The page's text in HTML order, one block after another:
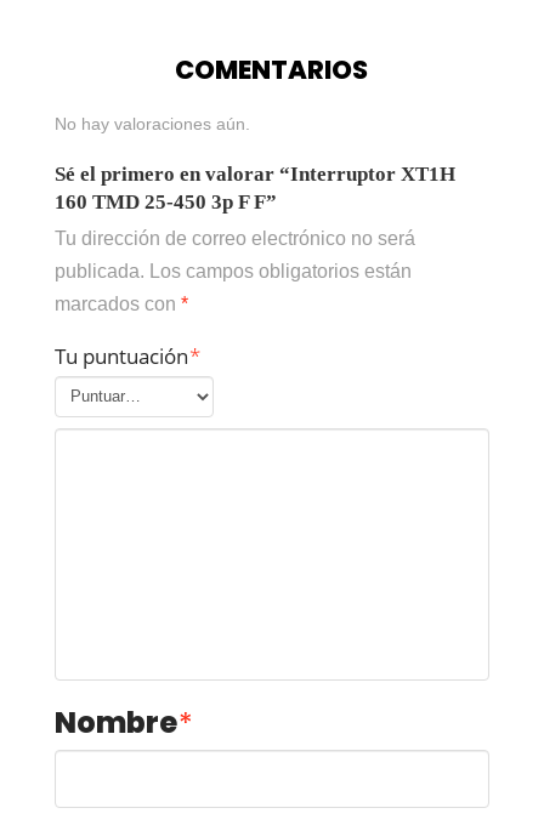
COMENTARIOS
No hay valoraciones aún.
Sé el primero en valorar “Interruptor XT1H
160 TMD 25-450 3p F F”
Tu dirección de correo electrónico no será
publicada.
Los campos obligatorios están
marcados con *
Tu puntuación*
Nombre*